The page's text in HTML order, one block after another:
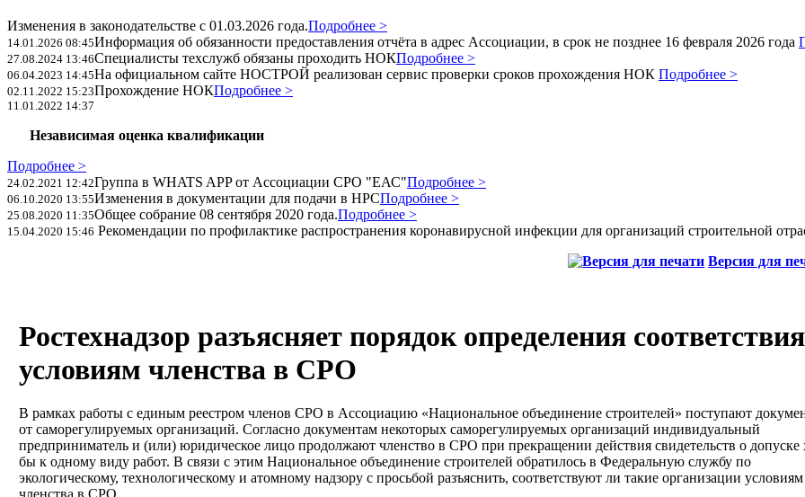
Изменения в законодательстве с 01.03.2026 года.Подробнее >
14.01.2026 08:45Информация об обязанности предоставления отчёта в адрес Ассоциации, в срок не позднее 16 февраля 2026 года
27.08.2024 13:46Специалисты техслужб обязаны проходить НОКПодробнее >
06.04.2023 14:45На официальном сайте НОСТРОЙ реализован сервис проверки сроков прохождения НОК Подробнее >
02.11.2022 15:23Прохождение НОКПодробнее >
11.01.2022 14:37
Независимая оценка квалификации
Подробнее >
24.02.2021 12:42Группа в WHATS APP от Ассоциации СРО "ЕАС"Подробнее >
06.10.2020 13:55Изменения в документации для подачи в НРСПодробнее >
25.08.2020 11:35Общее собрание 08 сентября 2020 года.Подробнее >
15.04.2020 15:46 Рекомендации по профилактике распространения коронавирусной инфекции для организаций строительной
Версия для
Ростехнадзор разъясняет порядок определения соответствия
условиям членства в СРО
В рамках работы с единым реестром членов СРО в Ассоциацию «Национальное объединение строителей» поступают
от саморегулируемых организаций. Согласно документам некоторых саморегулируемых организаций индивидуальный
предприниматель и (или) юридическое лицо продолжают членство в СРО при прекращении действия свидетельств о допуске
бы к одному виду работ. В связи с этим Национальное объединение строителей обратилось в Федеральную службу по
экологическому, технологическому и атомному надзору с просьбой разъяснить, соответствуют ли такие организации условиям
членства в СРО.